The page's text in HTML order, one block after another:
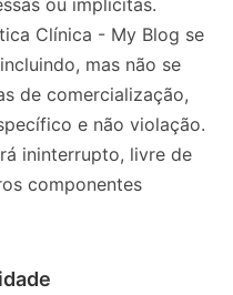
ou implícitas.
Clínica - My Blog se
mas não se
de comercialização,
e não violação.
ininterrupto, livre de
componentes